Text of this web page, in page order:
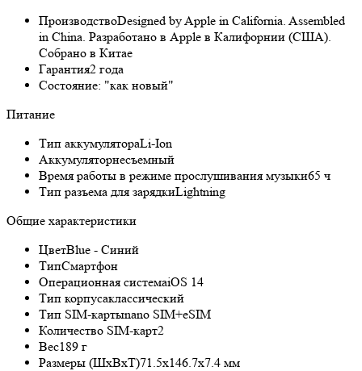
ПроизводствоDesigned by Apple in California. Assembled
in China. Разработано в Apple в Калифорнии (США).
Собрано в Китае
Гарантия2 года
Состояние: "как новый"
Питание
Тип аккумулятораLi-Ion
Аккумуляторнесъемный
Время работы в режиме прослушивания музыки65 ч
Тип разъема для зарядкиLightning
Общие характеристики
ЦветBlue - Синий
ТипСмартфон
Операционная системаiOS 14
Тип корпусаклассический
Тип SIM-картыnano SIM+eSIM
Количество SIM-карт2
Вес189 г
Размеры (ШxВxТ)71.5x146.7x7.4 мм